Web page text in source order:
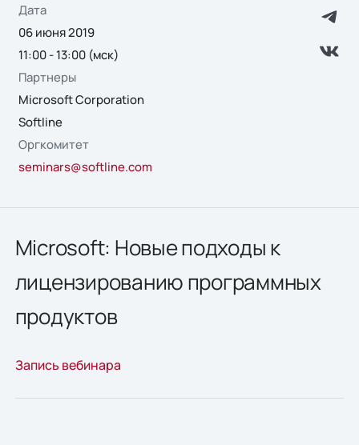
Дата
06 июня 2019
11:00 - 13:00 (мск)
Партнеры
Microsoft Corporation
Softline
Оргкомитет
seminars@softline.com
Microsoft: Новые подходы к
лицензированию программных
продуктов
Запись вебинара